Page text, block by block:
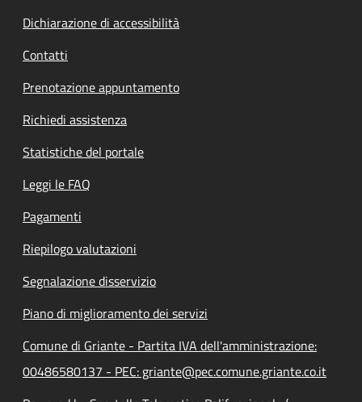
Dichiarazione di accessibilità
Contatti
Prenotazione appuntamento
Richiedi assistenza
Statistiche del portale
Leggi le FAQ
Pagamenti
Riepilogo valutazioni
Segnalazione disservizio
Piano di miglioramento dei servizi
Comune di Griante - Partita IVA dell'amministrazione:
00486580137 - PEC: griante@pec.comune.griante.co.it